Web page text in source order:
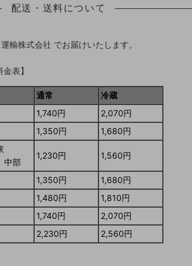
配送・送料について
輸株式会社 でお届けいたします。
表】
通常
冷蔵
1,740円
2,070円
1,350円
1,680円
中部
1,230円 1,560円
1,350円
1,680円
1,480円
1,810円
1,740円
2,070円
2,230円 2,560円